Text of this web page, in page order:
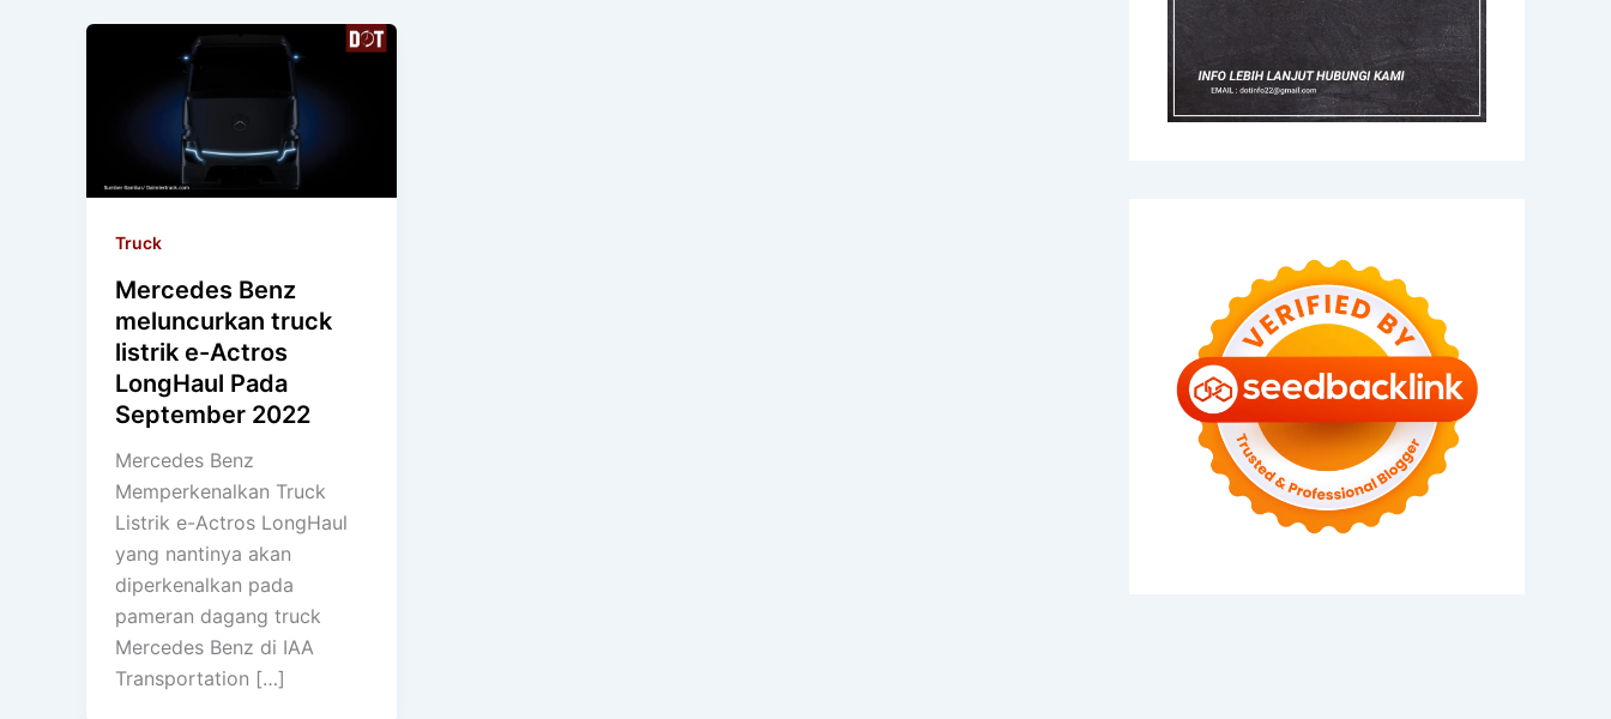
Truck
Mercedes Benz
meluncurkan truck
listrik e-Actros
LongHaul Pada
September 2022
Mercedes Benz
Memperkenalkan Truck
Listrik e-Actros LongHaul
yang nantinya akan
diperkenalkan pada
pameran dagang truck
Mercedes Benz di IAA
Transportation […]